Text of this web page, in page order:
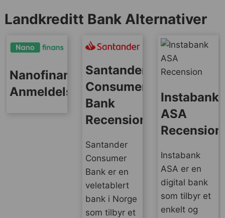
Landkreditt Bank Alternativer
Nanofinans
Anmeldelse
Santander
Consumer
Bank
Recension
Santander
Consumer
Bank er en
veletablert
bank i Norge
som tilbyr et
Instabank
ASA
Recension
Instabank
ASA er en
digital bank
som tilbyr et
enkelt og